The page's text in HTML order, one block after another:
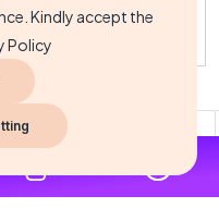
8 ...
Kindly accept the
Policy